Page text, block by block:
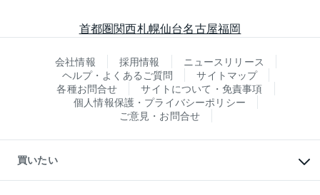
首都圏関西札幌仙台名古屋福岡
会社情報 採用情報
ニュースリリース
ヘルプ・よくあるご質問
サイトマップ
各種お問合せ
サイトについて・免責事項
個人情報保護・プライバシーポリシー
ご意見・お問合せ
買いたい